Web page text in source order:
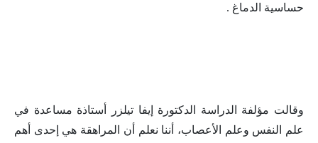
حساسية الدماغ .
وقالت مؤلفة الدراسة الدكتورة إيفا تيلزر أستاذة مساعدة في
علم النفس وعلم الأعصاب، أننا نعلم أن المراهقة هي إحدى أهم